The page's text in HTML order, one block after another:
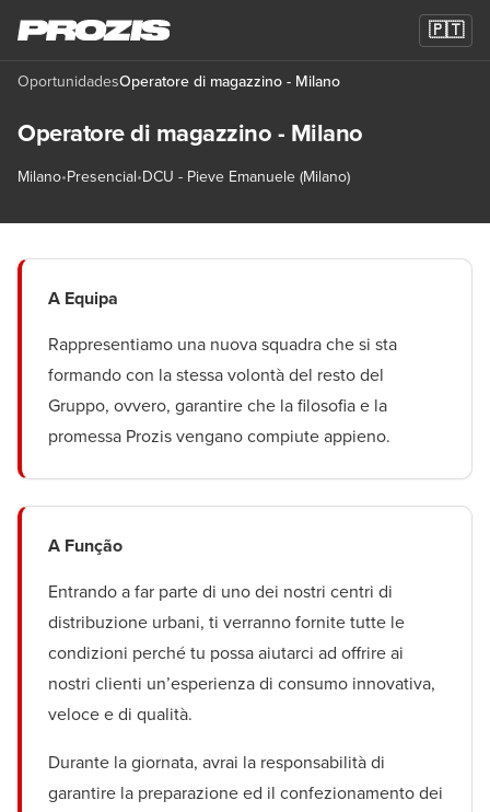
🇵🇹
OportunidadesOperatore di magazzino - Milano
Operatore di magazzino - Milano
Milano•Presencial•DCU - Pieve Emanuele (Milano)
A Equipa
Rappresentiamo una nuova squadra che si sta
formando con la stessa volontà del resto del
Gruppo, ovvero, garantire che la filosofia e la
promessa Prozis vengano compiute appieno.
A Função
Entrando a far parte di uno dei nostri centri di
distribuzione urbani, ti verranno fornite tutte le
condizioni perché tu possa aiutarci ad offrire ai
nostri clienti un’esperienza di consumo innovativa,
veloce e di qualità.
Durante la giornata, avrai la responsabilità di
garantire la preparazione ed il confezionamento dei